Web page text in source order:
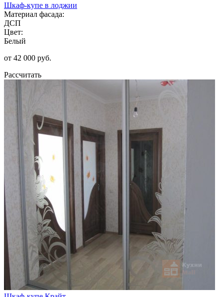
Шкаф-купе в лоджии
Материал фасада:
ДСП
Цвет:
Белый
от 42 000 руб.
Рассчитать